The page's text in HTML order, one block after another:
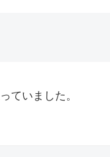
ていました。